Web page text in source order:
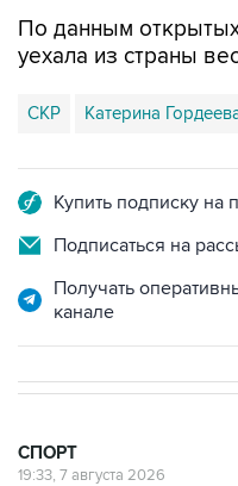
По данным
уехала из страны
СКР Катерина
Купить подписку на
Подписаться на
Получать
канале
СПОРТ
19:33, 7 августа 2026